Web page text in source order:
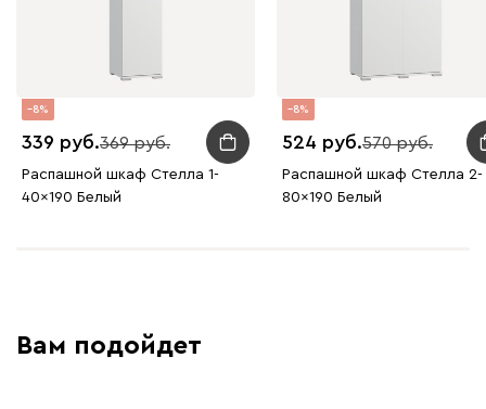
8
339 369
Распашной шкаф Стелла 1-
40x190 Белый
8
524 570
Распашной шкаф Стелла 2-
80x190 Белый
Вам подойдет